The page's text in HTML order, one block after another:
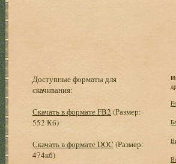
Доступные форматы для
скачивания:
Скачать в формате FB2 (Размер:
552 Кб)
Скачать в формате DOC (Размер:
474кб)